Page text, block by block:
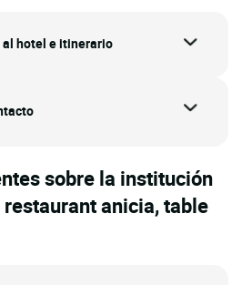
al hotel e itinerario
sobre la institución
anicia, table